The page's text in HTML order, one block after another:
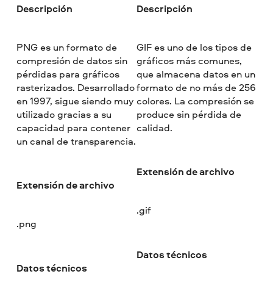
Descripción
PNG es un formato de
compresión de datos sin
pérdidas para gráficos
rasterizados. Desarrollado
en 1997, sigue siendo muy
utilizado gracias a su
capacidad para contener
un canal de transparencia.
Extensión de archivo
.png
Datos técnicos
Descripción
GIF es uno de los tipos de
gráficos más comunes,
que almacena datos en un
formato de no más de 256
colores. La compresión se
produce sin pérdida de
calidad.
Extensión de archivo
.gif
Datos técnicos